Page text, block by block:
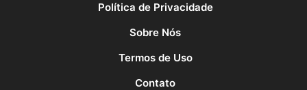
Política de Privacidade
Sobre Nós
Termos de Uso
Contato